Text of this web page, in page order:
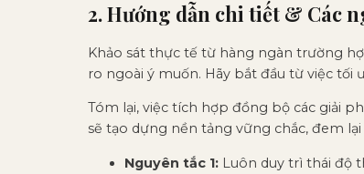
2. Hướng dẫn chi tiết & Các
Khảo sát thực tế từ hàng ngàn trường
ro ngoài ý muốn. Hãy bắt đầu từ việc tối
Tóm lại, việc tích hợp đồng bộ các giải
sẽ tạo dựng nền tảng vững chắc, đem
Nguyên tắc 1: Luôn duy trì thái độ